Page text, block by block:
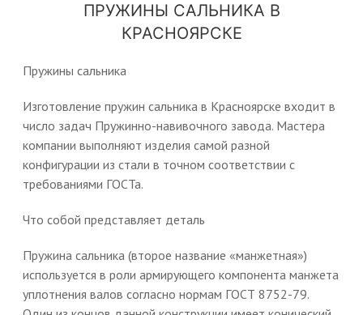
ПРУЖИНЫ САЛЬНИКА В
КРАСНОЯРСКЕ
Пружины сальника
Изготовление пружин сальника в Красноярске входит в
число задач Пружинно-навивочного завода. Мастера
компании выполняют изделия самой разной
конфигурации из стали в точном соответствии с
требованиями ГОСТа.
Что собой представляет деталь
Пружина сальника (второе название «манжетная»)
используется в роли армирующего компонента манжета
уплотнения валов согласно нормам ГОСТ 8752-79.